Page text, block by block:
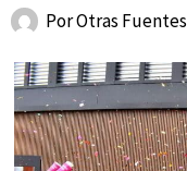
PorOtras Fuentes